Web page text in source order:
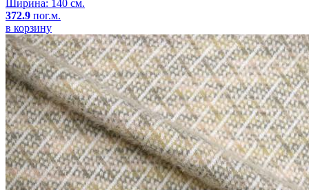
Ширина: 140 см.
372.9 пог.м.
в корзину